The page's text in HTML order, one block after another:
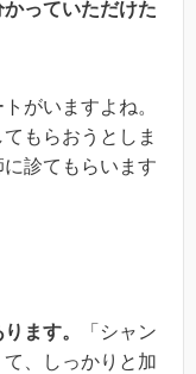
っていただけた
がいますよね。
もらおうとしま
診てもらいます
ます。
「シャン
、しっかりと加